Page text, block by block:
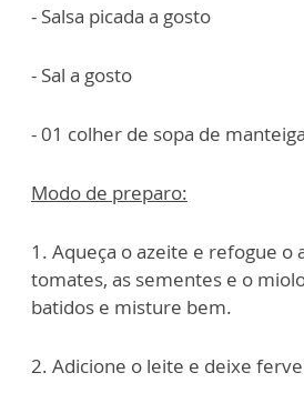
- Salsa picada a gosto
- Sal a gosto
- 01 colher de sopa de
Modo de preparo:
1. Aqueça o azeite e refogue o
tomates, as sementes e o
batidos e misture bem.
2. Adicione o leite e deixe